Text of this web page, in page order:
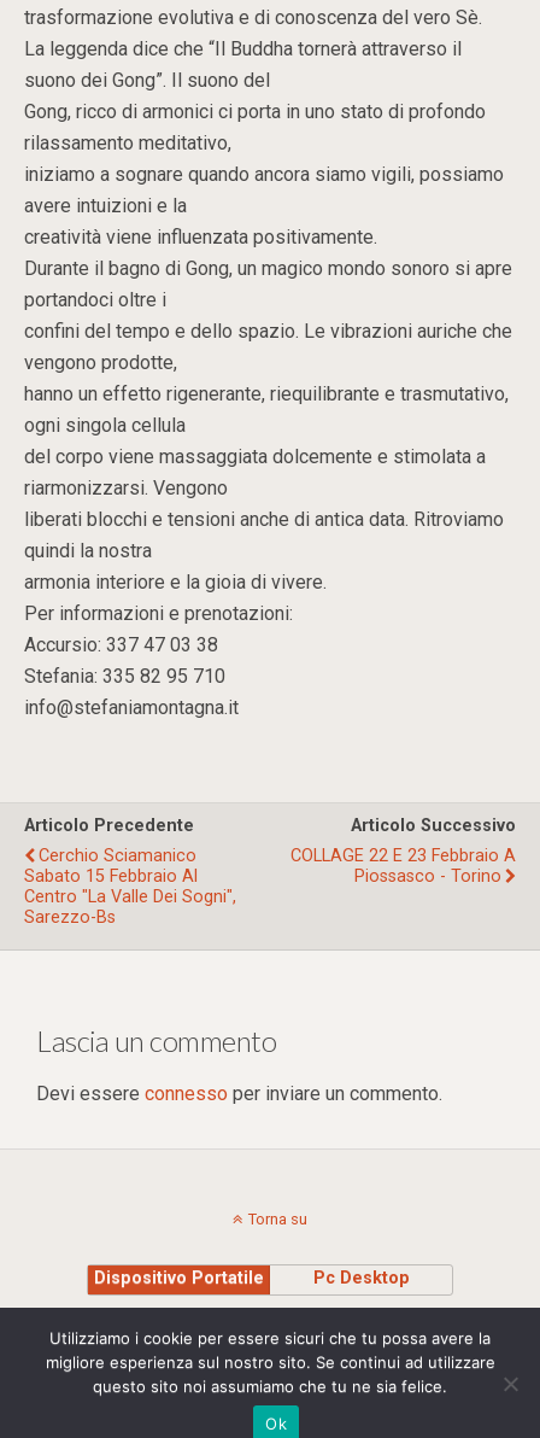
trasformazione evolutiva e di conoscenza del vero Sè.
La leggenda dice che “Il Buddha tornerà attraverso il
suono dei Gong”. Il suono del
Gong, ricco di armonici ci porta in uno stato di profondo
rilassamento meditativo,
iniziamo a sognare quando ancora siamo vigili, possiamo
avere intuizioni e la
creatività viene influenzata positivamente.
Durante il bagno di Gong, un magico mondo sonoro si apre
portandoci oltre i
confini del tempo e dello spazio. Le vibrazioni auriche che
vengono prodotte,
hanno un effetto rigenerante, riequilibrante e trasmutativo,
ogni singola cellula
del corpo viene massaggiata dolcemente e stimolata a
riarmonizzarsi. Vengono
liberati blocchi e tensioni anche di antica data. Ritroviamo
quindi la nostra
armonia interiore e la gioia di vivere.
Per informazioni e prenotazioni:
Accursio: 337 47 03 38
Stefania: 335 82 95 710
info@stefaniamontagna.it
Articolo Precedente
Cerchio Sciamanico
Sabato 15 Febbraio Al
Centro "La Valle Dei Sogni",
Sarezzo-Bs
Articolo Successivo
COLLAGE 22 E 23 Febbraio A
Piossasco - Torino
Lascia un commento
Devi essere connesso per inviare un commento.
Torna su
Dispositivo Portatile Pc Desktop
Copyright © 2015 Stefania Montagna - Insegnante di Sciamanesimo e Yoga Cell.
+39 335 8295710 | P.IVA 00975040239 | credits Studio Madesign
Utilizziamo i cookie per essere sicuri che tu possa avere la
migliore esperienza sul nostro sito. Se continui ad utilizzare
questo sito noi assumiamo che tu ne sia felice.
Ok